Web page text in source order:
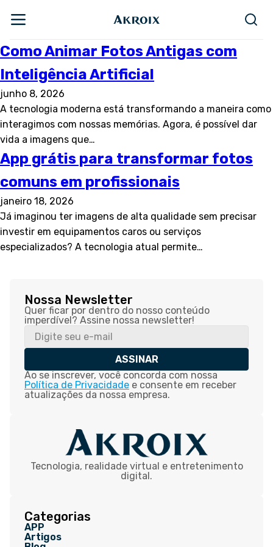
Como Animar Fotos Antigas com
Inteligência Artificial
junho 8, 2026
A tecnologia moderna está transformando a maneira como
interagimos com nossas memórias. Agora, é possível dar
vida a imagens que…
App grátis para transformar fotos
comuns em profissionais
janeiro 18, 2026
Já imaginou ter imagens de alta qualidade sem precisar
investir em equipamentos caros ou serviços
especializados? A tecnologia atual permite…
Nossa Newsletter
Quer ficar por dentro do nosso conteúdo
imperdível? Assine nossa newsletter!
ASSINAR
Ao se inscrever, você concorda com nossa
Política de Privacidade e consente em receber
atualizações da nossa empresa.
Tecnologia, realidade virtual e entretenimento
digital.
Categorias
APP
Artigos